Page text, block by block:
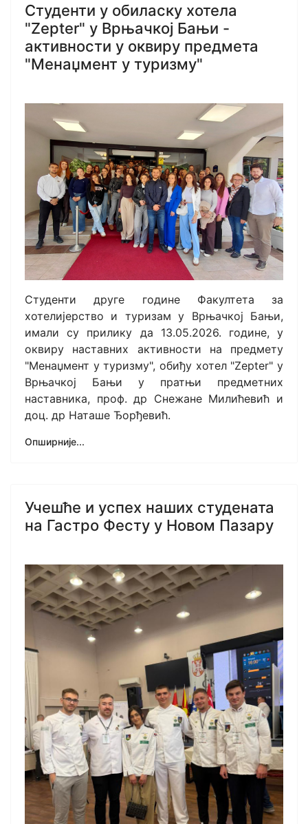
Студенти у обиласку хотела
"Zepter" у Врњачкој Бањи -
активности у оквиру предмета
"Менаџмент у туризму"
Студенти друге године Факултета за
хотелијерство и туризам у Врњачкој Бањи,
имали су прилику да 13.05.2026. године, у
оквиру наставних активности на предмету
"Менаџмент у туризму", обиђу хотел "Zepter" у
Врњачкој Бањи у пратњи предметних
наставника, проф. др Снежане Милићевић и
доц. др Наташе Ђорђевић.
Опширније...
Учешће и успех наших студената
на Гастро Фесту у Новом Пазару